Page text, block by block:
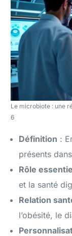
Le microbiote : une
6
Définition :
présents
Rôle
et la santé
Relation
l’obésité, le